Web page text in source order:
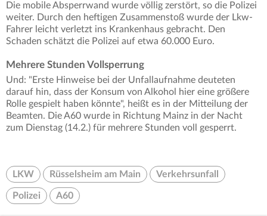
Die mobile Absperrwand wurde völlig zerstört, so die Polizei
weiter. Durch den heftigen Zusammenstoß wurde der Lkw-
Fahrer leicht verletzt ins Krankenhaus gebracht. Den
Schaden schätzt die Polizei auf etwa 60.000 Euro.
Mehrere Stunden Vollsperrung
Und: "Erste Hinweise bei der Unfallaufnahme deuteten
darauf hin, dass der Konsum von Alkohol hier eine größere
Rolle gespielt haben könnte", heißt es in der Mitteilung der
Beamten. Die A60 wurde in Richtung Mainz in der Nacht
zum Dienstag (14.2.) für mehrere Stunden voll gesperrt.
LKW Rüsselsheim am Main Verkehrsunfall
Polizei A60